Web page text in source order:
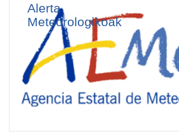
Alerta
Meteorologikoak